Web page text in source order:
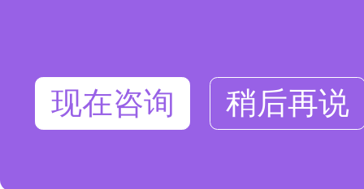
现在咨询 稍后再说